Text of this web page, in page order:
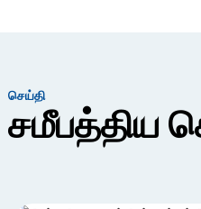
செய்தி
சமீபத்திய